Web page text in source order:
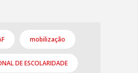
mobilização
DE ESCOLARIDADE